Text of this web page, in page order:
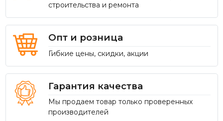
строительства и ремонта
Опт и розница
Гибкие цены, скидки, акции
Гарантия качества
Мы продаем товар только проверенных
производителей